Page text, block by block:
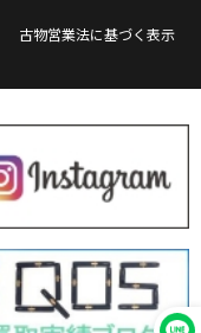
古物営業法に基づく表示